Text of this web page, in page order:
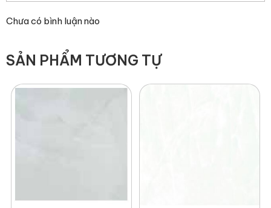
Chưa có bình luận nào
SẢN PHẨM TƯƠNG TỰ